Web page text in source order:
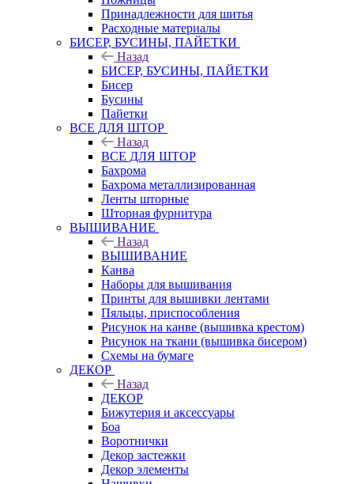
Принадлежности для шитья
Расходные материалы
БИСЕР, БУСИНЫ, ПАЙЕТКИ
Назад
БИСЕР, БУСИНЫ, ПАЙЕТКИ
Бисер
Бусины
Пайетки
ВСЕ ДЛЯ ШТОР
Назад
ВСЕ ДЛЯ ШТОР
Бахрома
Бахрома металлизированная
Ленты шторные
Шторная фурнитура
ВЫШИВАНИЕ
Назад
ВЫШИВАНИЕ
Канва
Наборы для вышивания
Принты для вышивки лентами
Пяльцы, приспособления
Рисунок на канве (вышивка крестом)
Рисунок на ткани (вышивка бисером)
Схемы на бумаге
ДЕКОР
Назад
ДЕКОР
Бижутерия и аксессуары
Боа
Воротнички
Декор застежки
Декор элементы